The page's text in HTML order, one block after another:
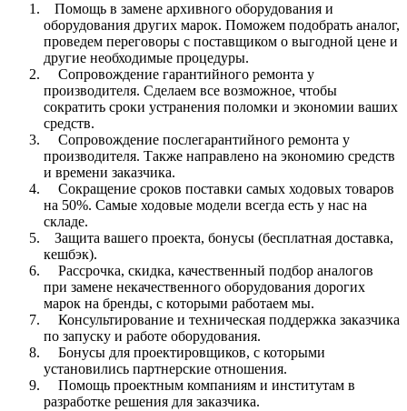
Помощь в замене архивного оборудования и
оборудования других марок. Поможем подобрать аналог,
проведем переговоры с поставщиком о выгодной цене и
другие необходимые процедуры.
Сопровождение гарантийного ремонта у
производителя. Сделаем все возможное, чтобы
сократить сроки устранения поломки и экономии ваших
средств.
Сопровождение послегарантийного ремонта у
производителя. Также направлено на экономию средств
и времени заказчика.
Сокращение сроков поставки самых ходовых товаров
на 50%. Самые ходовые модели всегда есть у нас на
складе.
Защита вашего проекта, бонусы (бесплатная доставка,
кешбэк).
Рассрочка, скидка, качественный подбор аналогов
при замене некачественного оборудования дорогих
марок на бренды, с которыми работаем мы.
Консультирование и техническая поддержка заказчика
по запуску и работе оборудования.
Бонусы для проектировщиков, с которыми
установились партнерские отношения.
Помощь проектным компаниям и институтам в
разработке решения для заказчика.